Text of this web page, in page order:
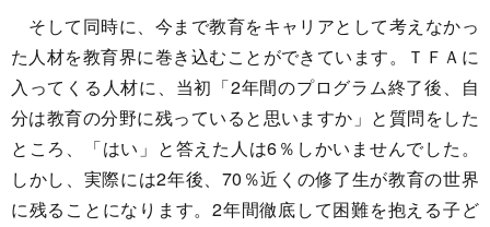
そして同時に、今まで教育をキャリアとして考えなかっ
た人材を教育界に巻き込むことができています。ＴＦＡに
入ってくる人材に、当初「2年間のプログラム終了後、自
分は教育の分野に残っていると思いますか」と質問をした
ところ、「はい」と答えた人は6％しかいませんでした。
しかし、実際には2年後、70％近くの修了生が教育の世界
に残ることになります。2年間徹底して困難を抱える子ど